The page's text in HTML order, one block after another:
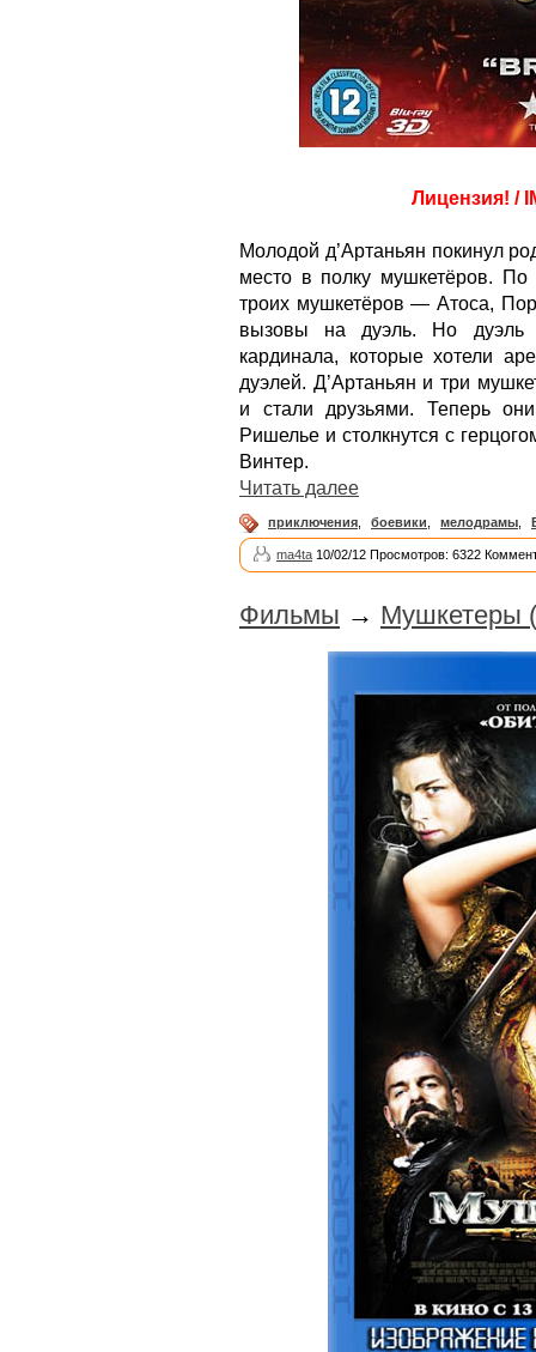
Лицензия! /
Молодой д’Артаньян покинул
место в полку мушкетёров. По
троих мушкетёров — Атоса,
вызовы на дуэль. Но дуэль
кардинала, которые хотели
дуэлей. Д’Артаньян и три
и стали друзьями. Теперь
Ришелье и столкнутся с
Винтер.
Читать далее
приключения боевики мелодрамы
ma4ta 10/02/12 Просмотров: 6322
Фильмы → Мушкетеры